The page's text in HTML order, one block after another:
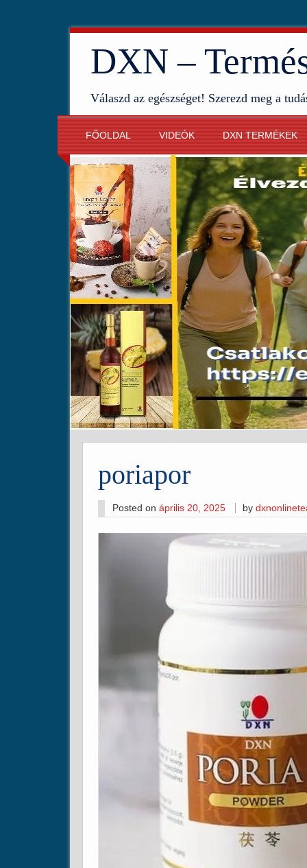
DXN –
Válaszd az egészséget! Szerezd meg a
FŐOLDAL VIDEÓK DXN TERMÉKEK
poriapor
Posted on április 20, 2025 by